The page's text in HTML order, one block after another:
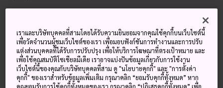
คำสำคัญ แผนที่
10 ศตวรรษแห่งสมบัติศิลปะญี่ปุ่น
เราและบริษัทบุคคลที่สามโดยได้รับความยินยอมจากคุณใช้คุกกี้บนเว็บไซต์นี้
เพื่อวัดจำนวนผู้ชมเว็บไซต์ของเรา เพื่อมอบฟังก์ชันการทำงานและการปรับ
แต่งส่วนบุคคลที่ได้รับการปรับปรุง เพื่อให้บริการโฆษณาที่ตรงเป้าหมาย และ
เพื่อใช้คุณสมบัติโซเชียลมีเดีย เราอาจแบ่งปันข้อมูลเกี่ยวกับการใช้งาน
เว็บไซต์นี้ของคุณกับบริษัทบุคคลที่สาม ดู "นโยบายคุกกี้" และ "การตั้งค่า
คุกกี้" ของเราสำหรับข้อมูลเพิ่มเติม กรุณาคลิก “ยอมรับคุกกี้ทั้งหมด” หาก